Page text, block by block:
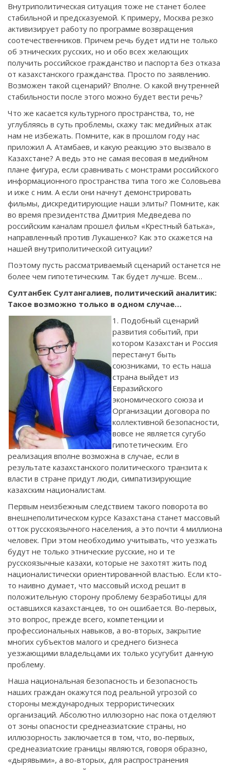
Внутриполитическая ситуация тоже не станет более
стабильной и предсказуемой. К примеру, Москва резко
активизирует работу по программе возвращения
соотечественников. Причем речь будет идти не только
об этнических русских, но и обо всех желающих
получить российское гражданство и паспорта без отказа
от казахстанского гражданства. Просто по заявлению.
Возможен такой сценарий? Вполне. О какой внутренней
стабильности после этого можно будет вести речь?
Что же касается культурного пространства, то, не
углубляясь в суть проблемы, скажу так: медийных атак
нам не избежать. Помните, как в прошлом году нас
приложил А. Атамбаев, и какую реакцию это вызвало в
Казахстане? А ведь это не самая весовая в медийном
плане фигура, если сравнивать с монстрами российского
информационного пространства типа того же Соловьева
и иже с ним. А если они начнут демонстрировать
фильмы, дискредитирующие наши элиты? Помните, как
во время президентства Дмитрия Медведева по
российским каналам прошел фильм «Крестный батька»,
направленный против Лукашенко? Как это скажется на
нашей внутриполитической ситуации?
Поэтому пусть рассматриваемый сценарий останется не
более чем гипотетическим. Так будет лучше. Всем…
Султанбек Султангалиев, политический аналитик:
Такое возможно только в одном случае…
1. Подобный сценарий
развития событий, при
котором Казахстан и Россия
перестанут быть
союзниками, то есть наша
страна выйдет из
Евразийского
экономического союза и
Организации договора по
коллективной безопасности,
вовсе не является сугубо
гипотетическим. Его
реализация вполне возможна в случае, если в
результате казахстанского политического транзита к
власти в стране придут люди, симпатизирующие
казахским националистам.
Первым неизбежным следствием такого поворота во
внешнеполитическом курсе Казахстана станет массовый
отток русскоязычного населения, а это почти 4 миллиона
человек. При этом необходимо учитывать, что уезжать
будут не только этнические русские, но и те
русскоязычные казахи, которые не захотят жить под
националистически ориентированной властью. Если кто-
то наивно думает, что массовый исход решит в
положительную сторону проблему безработицы для
оставшихся казахстанцев, то он ошибается. Во-первых,
это вопрос, прежде всего, компетенции и
профессиональных навыков, а во-вторых, закрытие
многих субъектов малого и среднего бизнеса
уезжающими владельцами их только усугубит данную
проблему.
Наша национальная безопасность и безопасность
наших граждан окажутся под реальной угрозой со
стороны международных террористических
организаций. Абсолютно иллюзорно нас пока отделяют
от зоны опасности среднеазиатские страны, но
иллюзорность заключается в том, что, во-первых,
среднеазиатские границы являются, говоря образно,
«дырявыми», а во-вторых, для распространения